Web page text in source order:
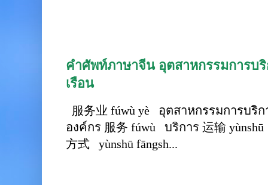
คำศัพท์ภาษาจีน อุตสาหกรรมการบ
เรือน
服务业 fúwù yè อุตสาหกรรมการบริ
องค์กร 服务 fúwù บริการ 运输
方式 yùnshū fāngsh...